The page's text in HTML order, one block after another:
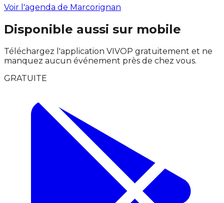
Voir l'agenda de Marcorignan
Disponible aussi sur mobile
Téléchargez l'application VIVOP gratuitement et ne
manquez aucun événement près de chez vous.
GRATUITE